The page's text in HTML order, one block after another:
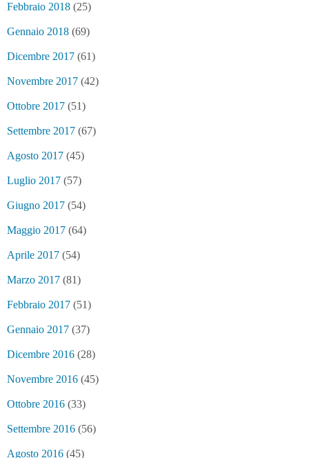
Febbraio 2018 (25)
Gennaio 2018 (69)
Dicembre 2017 (61)
Novembre 2017 (42)
Ottobre 2017 (51)
Settembre 2017 (67)
Agosto 2017 (45)
Luglio 2017 (57)
Giugno 2017 (54)
Maggio 2017 (64)
Aprile 2017 (54)
Marzo 2017 (81)
Febbraio 2017 (51)
Gennaio 2017 (37)
Dicembre 2016 (28)
Novembre 2016 (45)
Ottobre 2016 (33)
Settembre 2016 (56)
Agosto 2016 (45)